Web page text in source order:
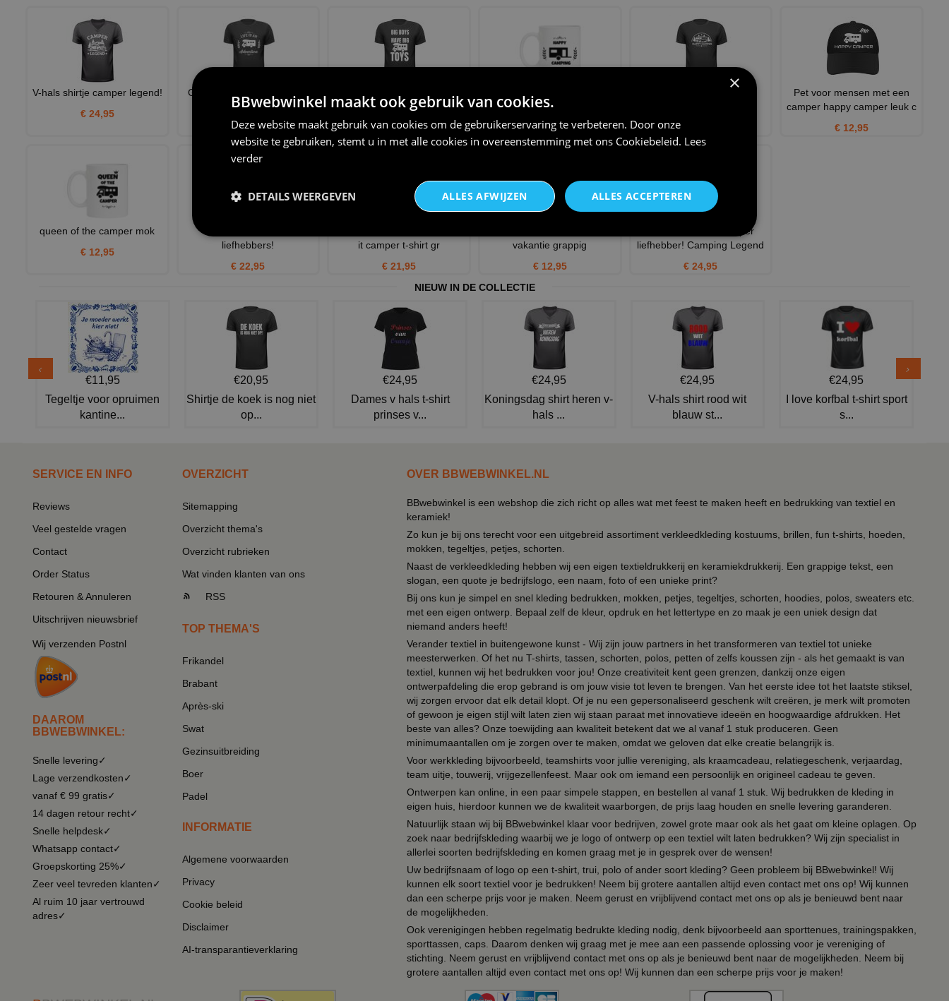
V-hals shirtje camper legend!
€ 24,95
Grappig camper T-shirt het
leven is een avontuur
€ 21,95
liefhebber big boys have bi
€ 21,95
caravan mok vakantie op stap
€ 12,95
Pet voor mensen met een
camper happy camper leuk c
€ 12,95
queen of the camper mok
€ 12,95
liefhebbers!
€ 22,95
it camper t-shirt gr
€ 21,95
vakantie grappig
€ 12,95
Shirtje voor een camper
liefhebber! Camping Legend
€ 24,95
NIEUW IN DE COLLECTIE
€11,95
Tegeltje voor opruimen
kantine...
€20,95
Shirtje de koek is nog niet
op...
€24,95
Dames v hals t-shirt
prinses v...
€24,95
Koningsdag shirt heren v-
hals ...
€24,95
V-hals shirt rood wit
blauw st...
€24,95
I love korfbal t-shirt sport
s...
SERVICE EN INFO
Reviews
Veel gestelde vragen
Contact
Order Status
Retouren & Annuleren
Uitschrijven nieuwsbrief
Wij verzenden Postnl
DAAROM
BBWEBWINKEL:
Snelle levering✓
Lage verzendkosten✓
vanaf € 99 gratis✓
14 dagen retour recht✓
Snelle helpdesk✓
Whatsapp contact✓
Groepskorting 25%✓
Zeer veel tevreden klanten✓
Al ruim 10 jaar vertrouwd
adres✓
OVERZICHT
Sitemapping
Overzicht thema's
Overzicht rubrieken
Wat vinden klanten van ons
RSS
TOP THEMA'S
Frikandel
Brabant
Après-ski
Swat
Gezinsuitbreiding
Boer
Padel
INFORMATIE
Algemene voorwaarden
Privacy
Cookie beleid
Disclaimer
AI-transparantieverklaring
OVER BBWEBWINKEL.NL
BBwebwinkel is een webshop die zich richt op alles wat met feest te maken heeft en bedrukking van textiel en
keramiek!
Zo kun je bij ons terecht voor een uitgebreid assortiment verkleedkleding kostuums, brillen, fun t-shirts, hoeden,
mokken, tegeltjes, petjes, schorten.
Naast de verkleedkleding hebben wij een eigen textieldrukkerij en keramiekdrukkerij. Een grappige tekst, een
slogan, een quote je bedrijfslogo, een naam, foto of een unieke print?
Bij ons kun je simpel en snel kleding bedrukken, mokken, petjes, tegeltjes, schorten, hoodies, polos, sweaters etc.
met een eigen ontwerp. Bepaal zelf de kleur, opdruk en het lettertype en zo maak je een uniek design dat
niemand anders heeft!
Verander textiel in buitengewone kunst - Wij zijn jouw partners in het transformeren van textiel tot unieke
meesterwerken. Of het nu T-shirts, tassen, schorten, polos, petten of zelfs koussen zijn - als het gemaakt is van
textiel, kunnen wij het bedrukken voor jou! Onze creativiteit kent geen grenzen, dankzij onze eigen
ontwerpafdeling die erop gebrand is om jouw visie tot leven te brengen. Van het eerste idee tot het laatste stiksel,
wij zorgen ervoor dat elk detail klopt. Of je nu een gepersonaliseerd geschenk wilt creëren, je merk wilt promoten
of gewoon je eigen stijl wilt laten zien wij staan paraat met innovatieve ideeën en hoogwaardige afdrukken. Het
beste van alles? Onze toewijding aan kwaliteit betekent dat we al vanaf 1 stuk produceren. Geen
minimumaantallen om je zorgen over te maken, omdat we geloven dat elke creatie belangrijk is.
Voor werkkleding bijvoorbeeld, teamshirts voor jullie vereniging, als kraamcadeau, relatiegeschenk, verjaardag,
team uitje, touwerij, vrijgezellenfeest. Maar ook om iemand een persoonlijk en origineel cadeau te geven.
Ontwerpen kan online, in een paar simpele stappen, en bestellen al vanaf 1 stuk. Wij bedrukken de kleding in
eigen huis, hierdoor kunnen we de kwaliteit waarborgen, de prijs laag houden en snelle levering garanderen.
Natuurlijk staan wij bij BBwebwinkel klaar voor bedrijven, zowel grote maar ook als het gaat om kleine oplagen. Op
zoek naar bedrijfskleding waarbij we je logo of ontwerp op een textiel wilt laten bedrukken? Wij zijn specialist in
allerlei soorten bedrijfskleding en komen graag met je in gesprek over de wensen!
Uw bedrijfsnaam of logo op een t-shirt, trui, polo of ander soort kleding? Geen probleem bij BBwebwinkel! Wij
kunnen elk soort textiel voor je bedrukken! Neem bij grotere aantallen altijd even contact met ons op! Wij kunnen
dan een scherpe prijs voor je maken. Neem gerust en vrijblijvend contact met ons op als je benieuwd bent naar
de mogelijkheden.
Ook verenigingen hebben regelmatig bedrukte kleding nodig, denk bijvoorbeeld aan sporttenues, trainingspakken,
sporttassen, caps. Daarom denken wij graag met je mee aan een passende oplossing voor je vereniging of
stichting. Neem gerust en vrijblijvend contact met ons op als je benieuwd bent naar de mogelijkheden. Neem bij
grotere aantallen altijd even contact met ons op! Wij kunnen dan een scherpe prijs voor je maken!
×
BBwebwinkel maakt ook gebruik van cookies.
Deze website maakt gebruik van cookies om de gebruikerservaring te verbeteren. Door onze
website te gebruiken, stemt u in met alle cookies in overeenstemming met ons Cookiebeleid. Lees
verder
ALLES ACCEPTEREN
ALLES AFWIJZEN
DETAILS WEERGEVEN